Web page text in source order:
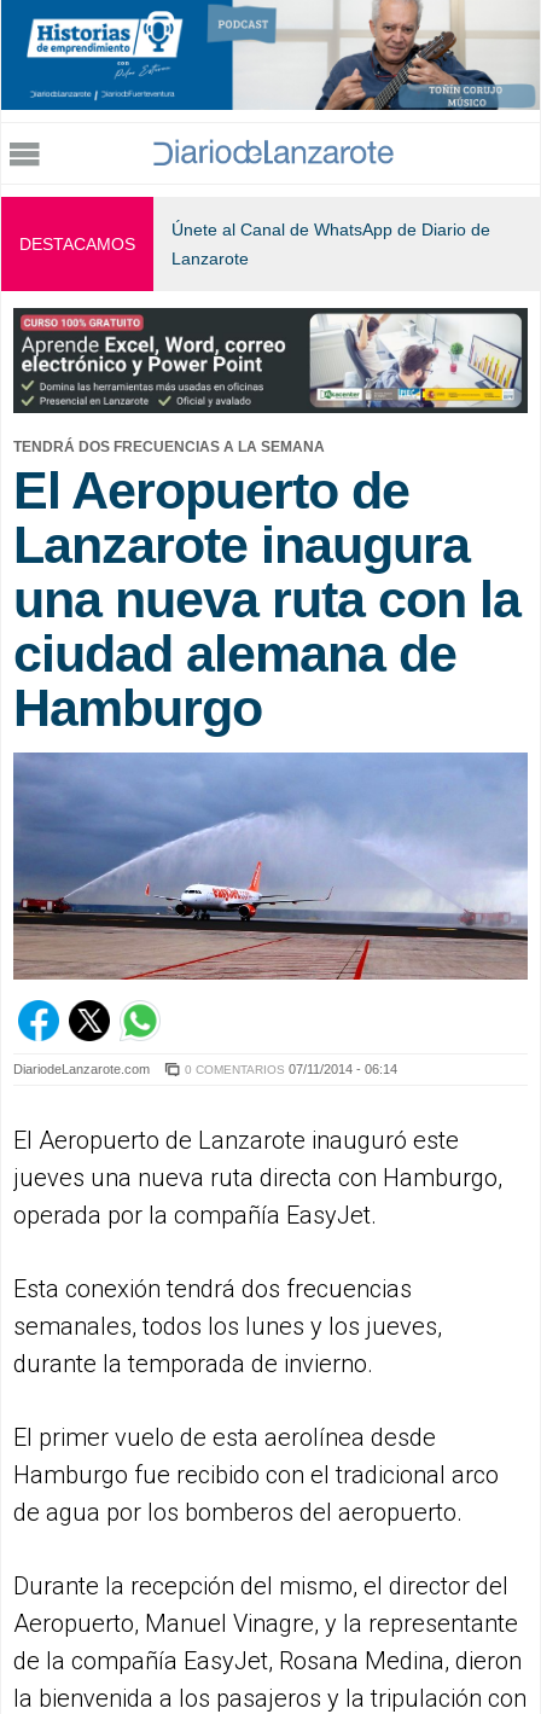
Jump to navigation
DESTACAMOS
Únete al Canal de WhatsApp de Diario de
Lanzarote
TENDRÁ DOS FRECUENCIAS A LA SEMANA
El Aeropuerto de
Lanzarote inaugura
una nueva ruta con la
ciudad alemana de
Hamburgo
DiariodeLanzarote.com 0 COMENTARIOS 07/11/2014 - 06:14
El Aeropuerto de Lanzarote inauguró este
jueves una nueva ruta directa con Hamburgo,
operada por la compañía EasyJet.
Esta conexión tendrá dos frecuencias
semanales, todos los lunes y los jueves,
durante la temporada de invierno.
El primer vuelo de esta aerolínea desde
Hamburgo fue recibido con el tradicional arco
de agua por los bomberos del aeropuerto.
Durante la recepción del mismo, el director del
Aeropuerto, Manuel Vinagre, y la representante
de la compañía EasyJet, Rosana Medina, dieron
la bienvenida a los pasajeros y la tripulación con